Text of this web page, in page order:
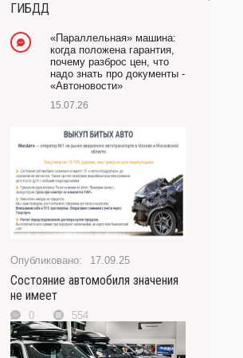
-- Лучшее, что можно сделать с хорошим советом,
это пропустить его мимо ушей. Он никогда не бывает
полезен никому, кроме того, кто его дал.
-- Люблю давать советы и очень не люблю, когда их
дают мне.
ГИБДД
«Параллельная» машина:
когда положена гарантия,
почему разброс цен, что
надо знать про документы -
«Автоновости»
15.07.26
17.09.25
Состояние автомобиля значения
не имеет
0 554